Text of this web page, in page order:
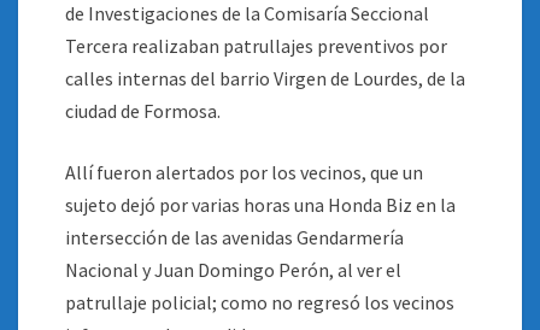
de Investigaciones de la Comisaría Seccional
Tercera realizaban patrullajes preventivos por
calles internas del barrio Virgen de Lourdes, de la
ciudad de Formosa.
Allí fueron alertados por los vecinos, que un
sujeto dejó por varias horas una Honda Biz en la
intersección de las avenidas Gendarmería
Nacional y Juan Domingo Perón, al ver el
patrullaje policial; como no regresó los vecinos